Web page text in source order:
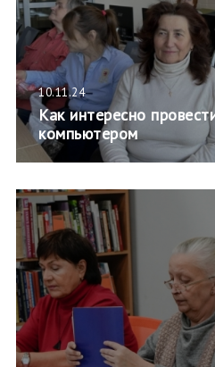
10.11.24
Как интересно
компьютером